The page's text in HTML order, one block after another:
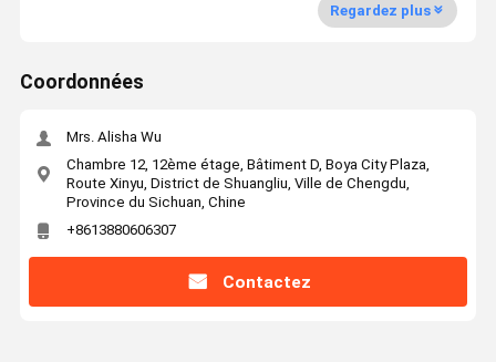
Regardez plus
Coordonnées
Mrs. Alisha Wu
Chambre 12, 12ème étage, Bâtiment D, Boya City Plaza,
Route Xinyu, District de Shuangliu, Ville de Chengdu,
Province du Sichuan, Chine
+8613880606307
Contactez